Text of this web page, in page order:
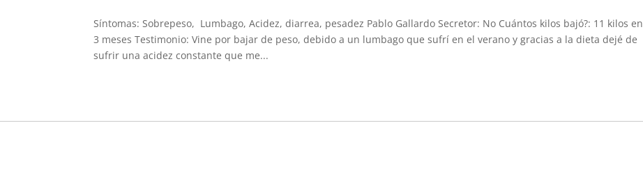
Síntomas: Sobrepeso, Lumbago, Acidez, diarrea, pesadez Pablo Gallardo Secretor: No Cuántos kilos bajó?: 11 kilos en
3 meses Testimonio: Vine por bajar de peso, debido a un lumbago que sufrí en el verano y gracias a la dieta dejé de
sufrir una acidez constante que me...